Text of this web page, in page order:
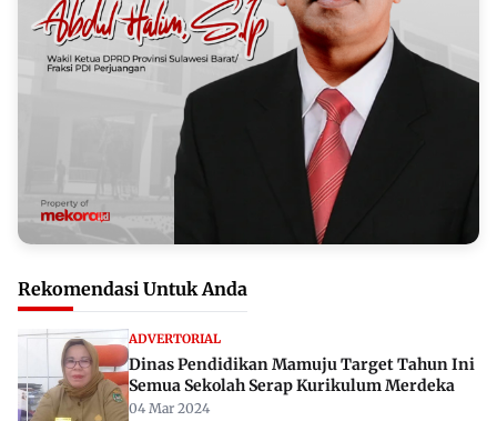
Rekomendasi Untuk Anda
ADVERTORIAL
Dinas Pendidikan Mamuju Target Tahun Ini
Semua Sekolah Serap Kurikulum Merdeka
04 Mar 2024